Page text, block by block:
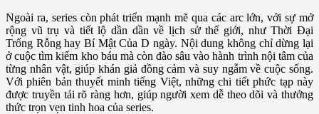
Ngoài ra, series còn phát triển mạnh mẽ qua các arc lớn, với sự mở
rộng vũ trụ và tiết lộ dần dần về lịch sử thế giới, như Thời Đại
Trống Rỗng hay Bí Mật Của D ngày. Nội dung không chỉ dừng lại
ở cuộc tìm kiếm kho báu mà còn đào sâu vào hành trình nội tâm của
từng nhân vật, giúp khán giả đồng cảm và suy ngẫm về cuộc sống.
Với phiên bản thuyết minh tiếng Việt, những chi tiết phức tạp này
được truyền tải rõ ràng hơn, giúp người xem dễ theo dõi và thưởng
thức trọn vẹn tinh hoa của series.